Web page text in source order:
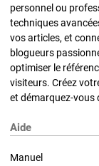
personnel ou
techniques
vos articles, et
blogueurs
optimiser le
visiteurs. Créez
et démarquez-vous
Aide
Manuel